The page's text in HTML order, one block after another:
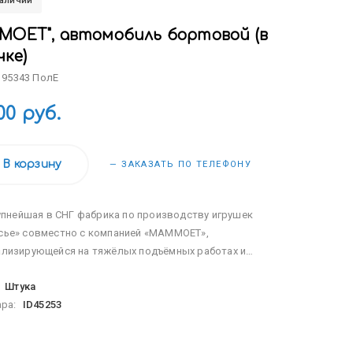
автомобиль бортовой (в
ПолЕ
руб.
В корзину — ЗАКАЗАТЬ ПО ТЕЛЕФОНУ
в СНГ фабрика по производству игрушек
совместно с компанией «МАММОЕТ»,
на тяжёлых подъёмных работах и
лицензионной серии эксклюзивных игрушек. Дизайн...
Штука
ID45253